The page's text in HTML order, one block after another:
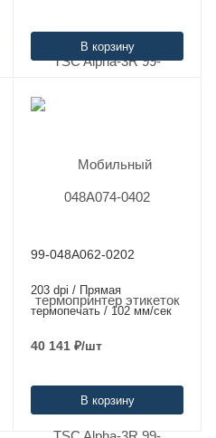
В корзину
99-048A062-0202
203 dpi / Прямая
термопечать / 102 мм/сек
40 141 ₽/шт
В корзину